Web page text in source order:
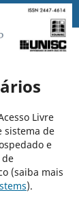
Livre
sistema de
e
(saiba mais
).